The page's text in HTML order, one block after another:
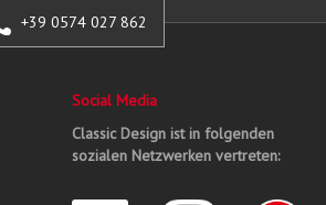
+39 0574 027 862
Social Media
Classic Design ist in folgenden
sozialen Netzwerken vertreten: